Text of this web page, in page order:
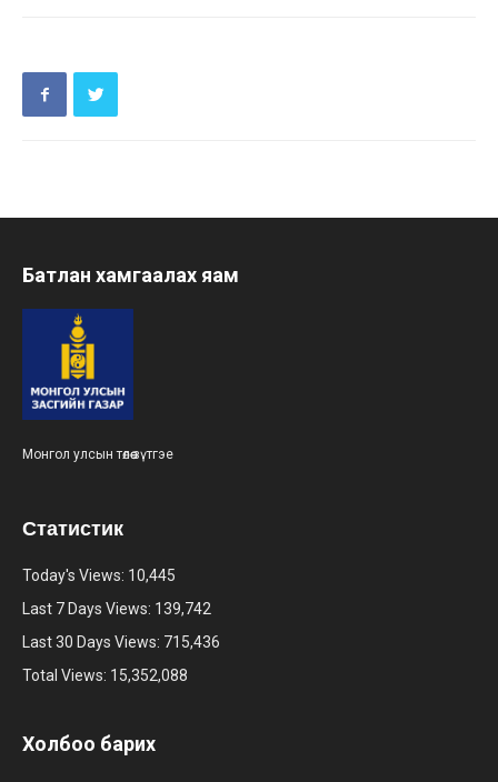
Батлан хамгаалах яам
Монгол улсын төлөө зүтгэе
Статистик
Today's Views: 10,445
Last 7 Days Views: 139,742
Last 30 Days Views: 715,436
Total Views: 15,352,088
Холбоо барих